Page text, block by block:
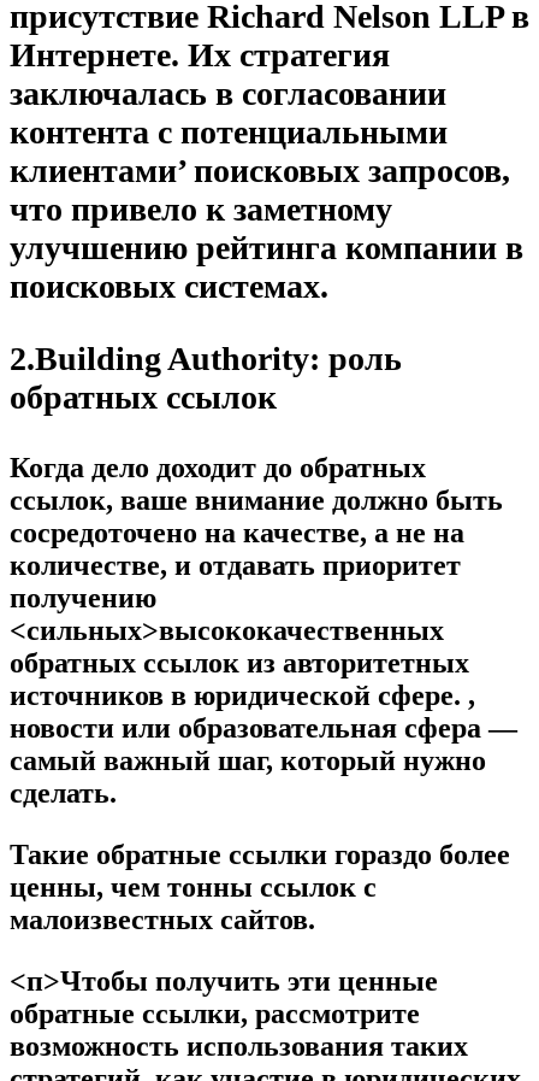
присутствие Richard Nelson LLP в
Интернете. Их стратегия
заключалась в согласовании
контента с потенциальными
клиентами’ поисковых запросов,
что привело к заметному
улучшению рейтинга компании в
поисковых системах.
2.Building Authority: роль
обратных ссылок
Когда дело доходит до обратных
ссылок, ваше внимание должно быть
сосредоточено на качестве, а не на
количестве, и отдавать приоритет
получению
<сильных>высококачественных
обратных ссылок из авторитетных
источников в юридической сфере. ,
новости или образовательная сфера —
самый важный шаг, который нужно
сделать.
Такие обратные ссылки гораздо более
ценны, чем тонны ссылок с
малоизвестных сайтов.
<п>Чтобы получить эти ценные
обратные ссылки, рассмотрите
возможность использования таких